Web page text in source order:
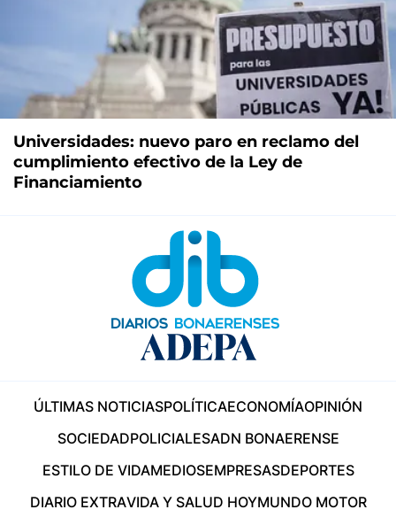
Universidades: nuevo paro en reclamo del
cumplimiento efectivo de la Ley de
Financiamiento
ÚLTIMAS NOTICIASPOLÍTICAECONOMÍAOPINIÓN
SOCIEDADPOLICIALESADN BONAERENSE
ESTILO DE VIDAMEDIOSEMPRESASDEPORTES
DIARIO EXTRAVIDA Y SALUD HOYMUNDO MOTOR